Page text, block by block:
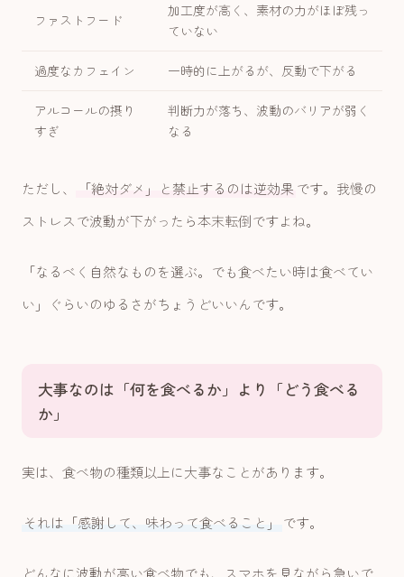
ファストフード
加工度が高く、素材の力がほぼ残っ
ていない
過度なカフェイン 一時的に上がるが、反動で下がる
アルコールの摂り
すぎ
判断力が落ち、波動のバリアが弱く
なる
ただし、 「絶対ダメ」と禁止するのは逆効果 です。我慢の
ストレスで波動が下がったら本末転倒ですよね。
「なるべく自然なものを選ぶ。でも食べたい時は食べてい
い」ぐらいのゆるさがちょうどいいんです。
大事なのは「何を食べるか」より「どう食べる
か」
実は、食べ物の種類以上に大事なことがあります。
それは「感謝して、味わって食べること」 です。
どんなに波動が高い食べ物でも、スマホを見ながら急いで